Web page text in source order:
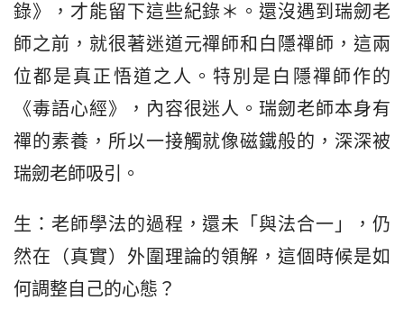
錄》，才能留下這些紀錄＊。還沒遇到瑞劒老
師之前，就很著迷道元禪師和白隱禪師，這兩
位都是真正悟道之人。特別是白隱禪師作的
《毒語心經》，內容很迷人。瑞劒老師本身有
禪的素養，所以一接觸就像磁鐵般的，深深被
瑞劒老師吸引。
生：老師學法的過程，還未「與法合一」，仍
然在（真實）外圍理論的領解，這個時候是如
何調整自己的心態？